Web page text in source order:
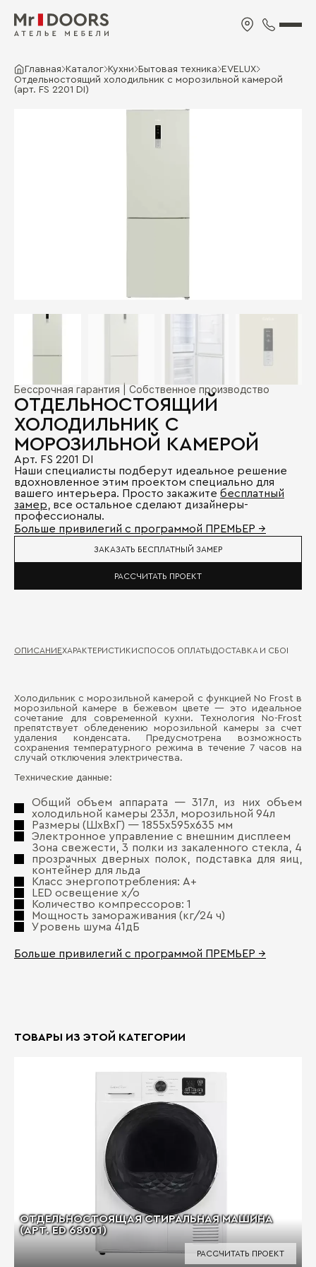
Главная Каталог Кухни Бытовая техника
EVELUX
Отдельностоящий холодильник с морозильной камерой
(арт. FS 2201 DI)
Бессрочная гарантия | Собственное производство
ОТДЕЛЬНОСТОЯЩИЙ
ХОЛОДИЛЬНИК С
МОРОЗИЛЬНОЙ КАМЕРОЙ
Арт. FS 2201 DI
Наши специалисты подберут идеальное решение
вдохновленное этим проектом специально для
вашего интерьера. Просто закажите бесплатный
замер , все остальное сделают дизайнеры-
профессионалы.
Больше привилегий с программой ПРЕМЬЕР →
ЗАКАЗАТЬ БЕСПЛАТНЫЙ ЗАМЕР
РАССЧИТАТЬ ПРОЕКТ
ОПИСАНИЕХАРАКТЕРИСТИКИСПОСОБ ОПЛАТЫДОСТАВКА И СБОРКА
Холодильник с морозильной камерой с функцией No Frost в
морозильной камере в бежевом цвете — это идеальное
сочетание для современной кухни. Технология No-Frost
препятствует обледенению морозильной камеры за счет
удаления конденсата. Предусмотрена возможность
сохранения температурного режима в течение 7 часов на
случай отключения электричества.
Технические данные:
Общий объем аппарата ― 317л, из них объем
холодильной камеры 233л, морозильной 94л
Размеры (ШхВхГ) ― 1855х595х635 мм
Электронное управление с внешним дисплеем
Зона свежести, 3 полки из закаленного стекла, 4
прозрачных дверных полок, подставка для яиц,
контейнер для льда
Класс энергопотребления: A+
LED освещение х/о
Количество компрессоров: 1
Мощность замораживания (кг/24 ч)
Уровень шума 41дБ
Больше привилегий с программой ПРЕМЬЕР →
ТОВАРЫ ИЗ ЭТОЙ КАТЕГОРИИ
ОТДЕЛЬНОСТОЯЩАЯ СТИРАЛЬНАЯ МАШИНА
(АРТ. ED 68001)
РАССЧИТАТЬ ПРОЕКТ